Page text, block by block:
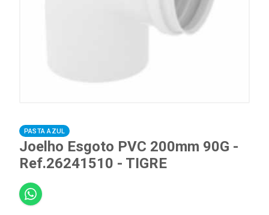
PASTA AZUL
Joelho Esgoto PVC 200mm 90G -
Ref.26241510 - TIGRE